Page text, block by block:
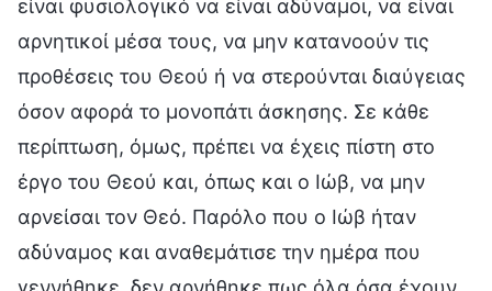
είναι φυσιολογικό να είναι αδύναμοι, να είναι
αρνητικοί μέσα τους, να μην κατανοούν τις
προθέσεις του Θεού ή να στερούνται διαύγειας
όσον αφορά το μονοπάτι άσκησης. Σε κάθε
περίπτωση, όμως, πρέπει να έχεις πίστη στο
έργο του Θεού και, όπως και ο Ιώβ, να μην
αρνείσαι τον Θεό. Παρόλο που ο Ιώβ ήταν
αδύναμος και αναθεμάτισε την ημέρα που